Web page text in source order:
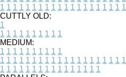
1 1 1 1 1 1 1 1 1 1 1 1 1 1 1 1 1 1 1 1
CUTTLY OLD:
1
1 1 1 1 1 1 1 1 1 1
MEDIUM:
1 1 1 1 1 1 1 1 1 1
1 1 1 1 1 1 1 1 1 1 1 1 1 1 1 1 1 1 1 1
1 1 1 1 1 1 1 1 1 1 1 1 1 1 1 1